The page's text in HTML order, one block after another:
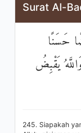
Surat Al-
حَسَنًا
يَقْبِضُ
245. Siapakah